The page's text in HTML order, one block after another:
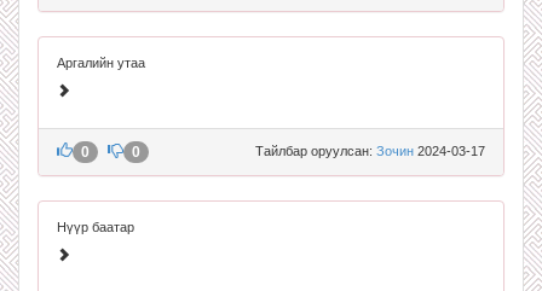
Аргалийн утаа
Тайлбар оруулсан: Зочин 2024-03-17
0 0
Нүүр баатар